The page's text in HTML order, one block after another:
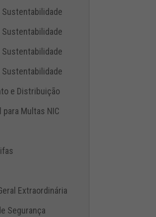
Sustentabilidade
Sustentabilidade
Sustentabilidade
Sustentabilidade
e Distribuição
Multas NIC
Extraordinária
Segurança